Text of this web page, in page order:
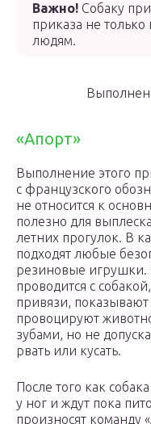
Важно! Собаку
приказа не
людям.
«Апорт»
Выполнение этого
с французского
не относится к
полезно для
летних прогулок. В
подходят любые
резиновые игрушки.
проводится с
привязи,
провоцируют
зубами, но не
рвать или кусать.
После того как
у ног и ждут пока
произносят команду